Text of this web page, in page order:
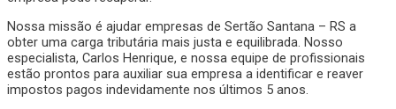
Nossa missão é ajudar empresas de Sertão Santana – RS a
obter uma carga tributária mais justa e equilibrada. Nosso
especialista, Carlos Henrique, e nossa equipe de profissionais
estão prontos para auxiliar sua empresa a identificar e reaver
impostos pagos indevidamente nos últimos 5 anos.